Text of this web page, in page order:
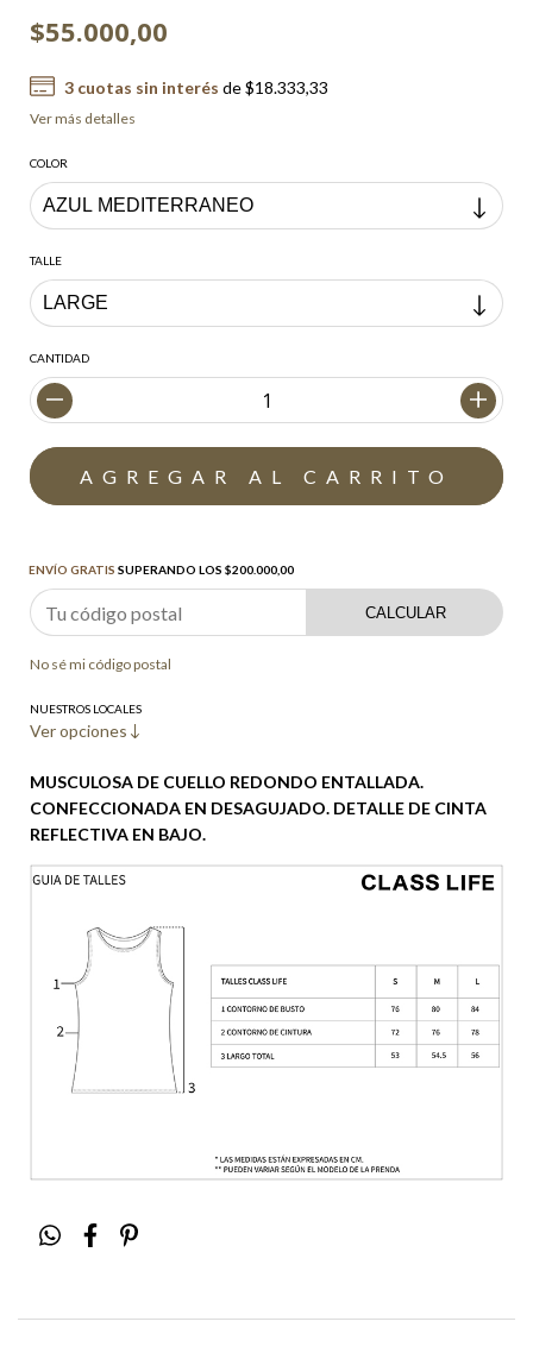
$55.000,00
3cuotas sin interés de$18.333,33
Ver más detalles
COLOR
TALLE
CANTIDAD
ENVÍO GRATIS SUPERANDO LOS $200.000,00
CALCULAR
No sé mi código postal
NUESTROS LOCALES
Ver opciones
MUSCULOSA DE CUELLO REDONDO ENTALLADA.
CONFECCIONADA EN DESAGUJADO. DETALLE DE CINTA
REFLECTIVA EN BAJO.